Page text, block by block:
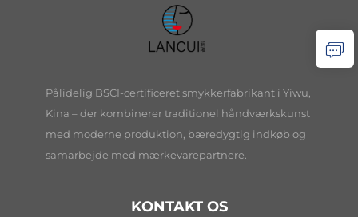
Pålidelig BSCI-certificeret smykkerfabrikant i Yiwu,
Kina – der kombinerer traditionel håndværkskunst
med moderne produktion, bæredygtig indkøb og
samarbejde med mærkevarepartnere.
KONTAKT OS